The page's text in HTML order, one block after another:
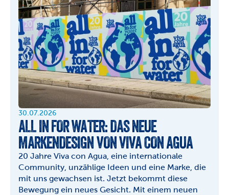
30.07.2026
ALL IN FOR WATER: DAS NEUE
MARKENDESIGN VON VIVA CON AGUA
20 Jahre Viva con Agua, eine internationale
Community, unzählige Ideen und eine Marke, die
mit uns gewachsen ist. Jetzt bekommt diese
Bewegung ein neues Gesicht. Mit einem neuen